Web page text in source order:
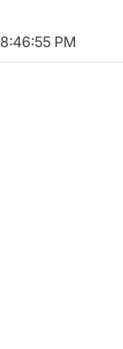
8:46:56 PM